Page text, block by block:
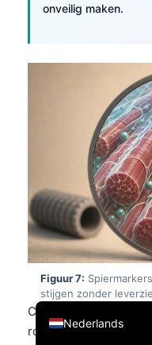
onveilig maken.
Figuur 7:
stijgen zonder
CK wordt vaak
rond200 U/L, maar
Nederlands
English
العربية
Français
עִבְרִית
Italiano
Español
Português
Türkçe
简体中文